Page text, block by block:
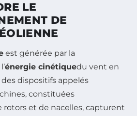
LE
DE
est générée par la
énergie cinétiquedu vent en
dispositifs appelés
constituées
et de nacelles, capturent